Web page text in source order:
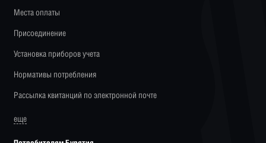
Места оплаты
Присоединение
Установка приборов учета
Нормативы потребления
Рассылка квитанций по электронной почте
еще